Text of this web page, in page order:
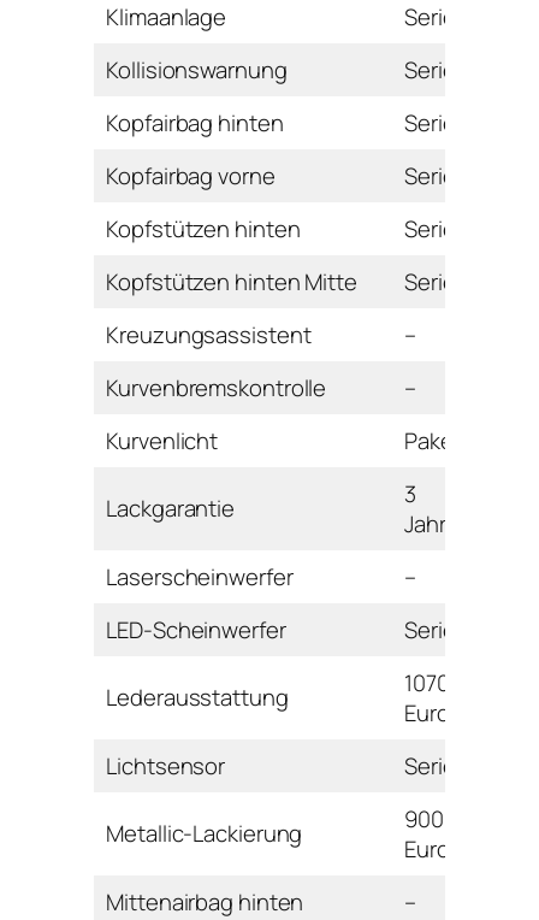
Klimaanlage
Serie
Kollisionswarnung
Serie
Kopfairbag hinten
Serie
Kopfairbag vorne
Serie
Kopfstützen hinten
Serie
Kopfstützen hinten Mitte
Serie
Kreuzungsassistent
–
Kurvenbremskontrolle
–
Kurvenlicht
Paket
Lackgarantie
3
Jahre
Laserscheinwerfer
–
LED-Scheinwerfer
Serie
Lederausstattung
1070
Euro
Lichtsensor
Serie
Metallic-Lackierung
900
Euro
Mittenairbag hinten
–